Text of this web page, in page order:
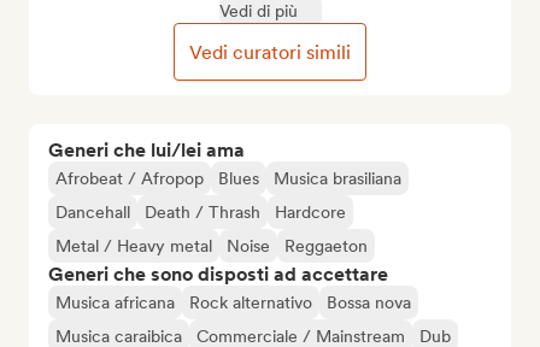
Generi che lui/lei ama
Afrobeat / Afropop Blues
Musica brasiliana
Dancehall
Death / Thrash
Hardcore
Metal / Heavy metal
Noise Reggaeton
Generi che sono disposti ad accettare
Musica africana Rock alternativo
Bossa nova
Musica caraibica
Commerciale / Mainstream
Dub
Vedi di più
Vedi curatori simili